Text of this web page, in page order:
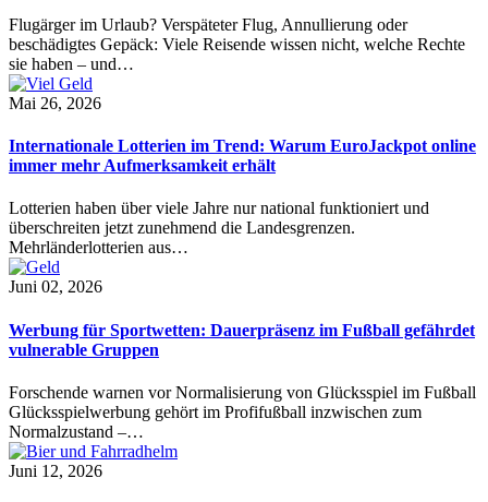
Flugärger im Urlaub? Verspäteter Flug, Annullierung oder
beschädigtes Gepäck: Viele Reisende wissen nicht, welche Rechte
sie haben – und…
Mai 26, 2026
Internationale Lotterien im Trend: Warum EuroJackpot online
immer mehr Aufmerksamkeit erhält
Lotterien haben über viele Jahre nur national funktioniert und
überschreiten jetzt zunehmend die Landesgrenzen.
Mehrländerlotterien aus…
Juni 02, 2026
Werbung für Sportwetten: Dauerpräsenz im Fußball gefährdet
vulnerable Gruppen
Forschende warnen vor Normalisierung von Glücksspiel im Fußball
Glücksspielwerbung gehört im Profifußball inzwischen zum
Normalzustand –…
Juni 12, 2026